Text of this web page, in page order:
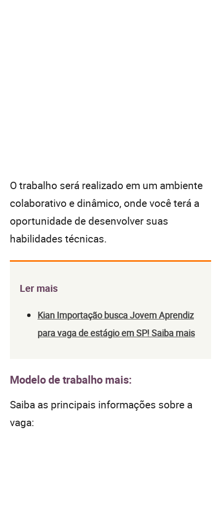
O trabalho será realizado em um ambiente
colaborativo e dinâmico, onde você terá a
oportunidade de desenvolver suas
habilidades técnicas.
Ler mais
Kian Importação busca Jovem Aprendiz
para vaga de estágio em SP! Saiba mais
Modelo de trabalho mais:
Saiba as principais informações sobre a
vaga: